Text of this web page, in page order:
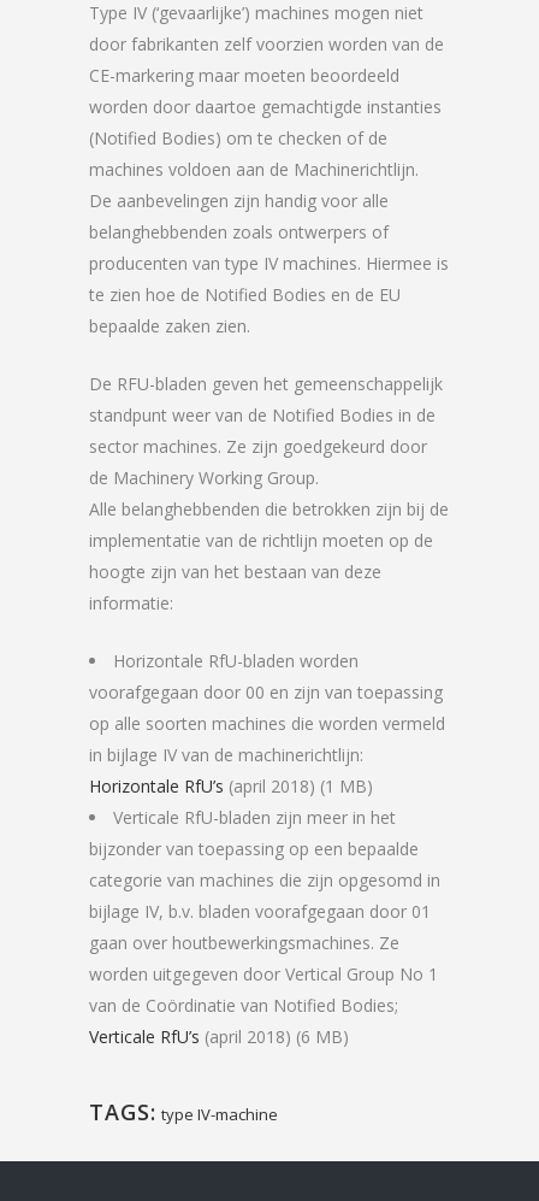
Type IV (‘gevaarlijke’) machines mogen niet
door fabrikanten zelf voorzien worden van de
CE-markering maar moeten beoordeeld
worden door daartoe gemachtigde instanties
(Notified Bodies) om te checken of de
machines voldoen aan de Machinerichtlijn.
De aanbevelingen zijn handig voor alle
belanghebbenden zoals ontwerpers of
producenten van type IV machines. Hiermee is
te zien hoe de Notified Bodies en de EU
bepaalde zaken zien.
De RFU-bladen geven het gemeenschappelijk
standpunt weer van de Notified Bodies in de
sector machines. Ze zijn goedgekeurd door
de Machinery Working Group.
Alle belanghebbenden die betrokken zijn bij de
implementatie van de richtlijn moeten op de
hoogte zijn van het bestaan van deze
informatie:
Horizontale RfU-bladen worden
voorafgegaan door 00 en zijn van toepassing
op alle soorten machines die worden vermeld
in bijlage IV van de machinerichtlijn:
Horizontale RfU’s (april 2018) (1 MB)
Verticale RfU-bladen zijn meer in het
bijzonder van toepassing op een bepaalde
categorie van machines die zijn opgesomd in
bijlage IV, b.v. bladen voorafgegaan door 01
gaan over houtbewerkingsmachines. Ze
worden uitgegeven door Vertical Group No 1
van de Coördinatie van Notified Bodies;
Verticale RfU’s (april 2018) (6 MB)
TAGS: type IV-machine